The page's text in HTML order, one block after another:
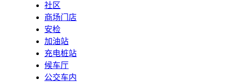
社区
商场门店
安检
加油站
充电桩站
候车厅
公交车内